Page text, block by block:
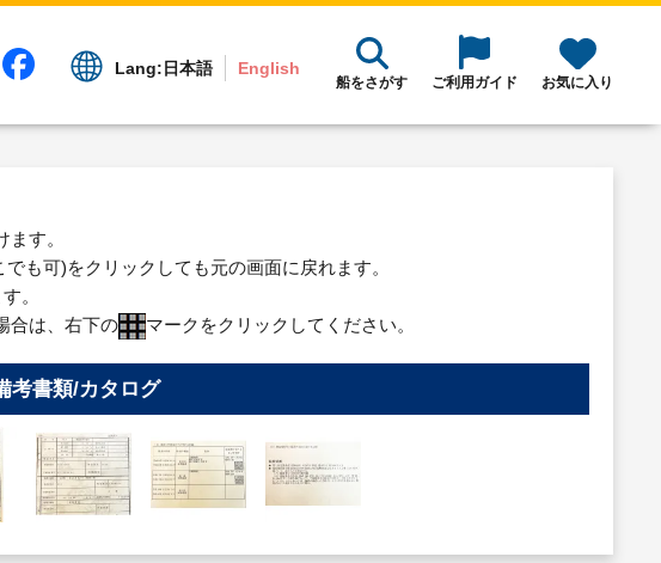
Lang: 日本語 English
船をさがす ご利用ガイド お気に入り
す。
も可)をクリックしても元の画面に戻れます。
。
合は、右下の
マークをクリックしてください。
考書類/カタログ